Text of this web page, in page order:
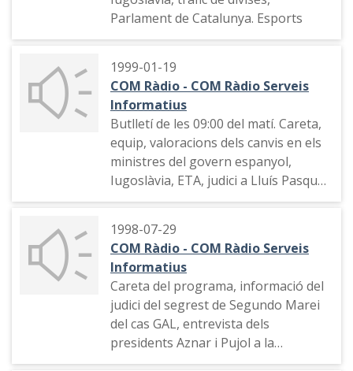
Parlament de Catalunya. Esports
1999-01-19
COM Ràdio - COM Ràdio Serveis
Informatius
Butlletí de les 09:00 del matí. Careta,
equip, valoracions dels canvis en els
ministres del govern espanyol,
Iugoslàvia, ETA, judici a Lluís Pasqual
Estivill, el temps, esports
1998-07-29
COM Ràdio - COM Ràdio Serveis
Informatius
Careta del programa, informació del
judici del segrest de Segundo Marei
del cas GAL, entrevista dels
presidents Aznar i Pujol a la
Moncloa, dades de l'atur i del